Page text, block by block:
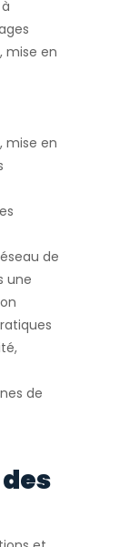
mise en
mise en
de
une
de